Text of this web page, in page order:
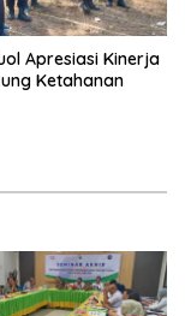
Apresiasi Kinerja
Ketahanan